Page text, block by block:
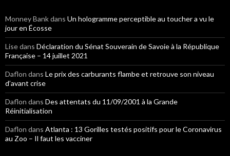
Monney Bankdans Un hologramme perceptible au toucher a vu le
jour en Écosse
Lisedans Déclaration du Sénat Souverain de Savoie à la République
Française – 14 juillet 2021
Daflon dans Le prix des carburants flambe et retrouve son niveau
d’avant crise
Daflon dans Des attentats du 11/09/2001 à la Grande
Réinitialisation
Daflon dans Atlanta : 13 Gorilles testés positifs pour le Coronavirus
au Zoo – Il faut les vacciner